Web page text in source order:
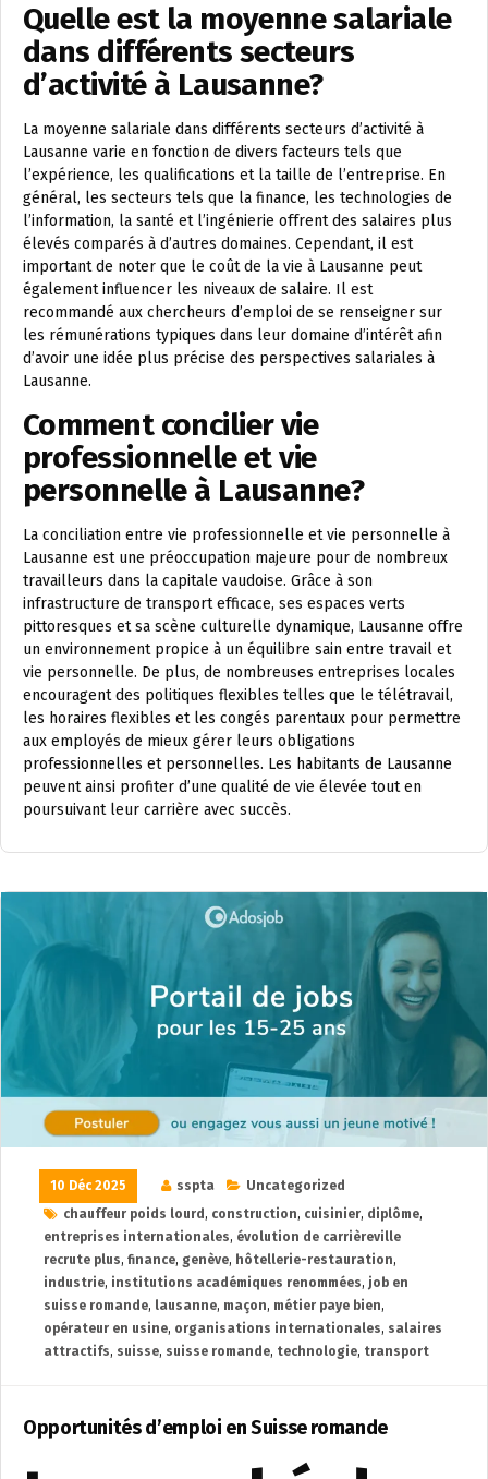
Quelle est la moyenne salariale
dans différents secteurs
d’activité à Lausanne?
La moyenne salariale dans différents secteurs d’activité à
Lausanne varie en fonction de divers facteurs tels que
l’expérience, les qualifications et la taille de l’entreprise. En
général, les secteurs tels que la finance, les technologies de
l’information, la santé et l’ingénierie offrent des salaires plus
élevés comparés à d’autres domaines. Cependant, il est
important de noter que le coût de la vie à Lausanne peut
également influencer les niveaux de salaire. Il est
recommandé aux chercheurs d’emploi de se renseigner sur
les rémunérations typiques dans leur domaine d’intérêt afin
d’avoir une idée plus précise des perspectives salariales à
Lausanne.
Comment concilier vie
professionnelle et vie
personnelle à Lausanne?
La conciliation entre vie professionnelle et vie personnelle à
Lausanne est une préoccupation majeure pour de nombreux
travailleurs dans la capitale vaudoise. Grâce à son
infrastructure de transport efficace, ses espaces verts
pittoresques et sa scène culturelle dynamique, Lausanne offre
un environnement propice à un équilibre sain entre travail et
vie personnelle. De plus, de nombreuses entreprises locales
encouragent des politiques flexibles telles que le télétravail,
les horaires flexibles et les congés parentaux pour permettre
aux employés de mieux gérer leurs obligations
professionnelles et personnelles. Les habitants de Lausanne
peuvent ainsi profiter d’une qualité de vie élevée tout en
poursuivant leur carrière avec succès.
10 Déc 2025 sspta
Uncategorized
chauffeur poids lourd , construction, cuisinier, diplôme,
entreprises internationales, évolution de carrièreville
recrute plus, finance, genève, hôtellerie-restauration,
industrie, institutions académiques renommées, job en
suisse romande, lausanne, maçon, métier paye bien,
opérateur en usine, organisations internationales, salaires
attractifs, suisse, suisse romande, technologie, transport
Opportunités d’emploi en Suisse romande